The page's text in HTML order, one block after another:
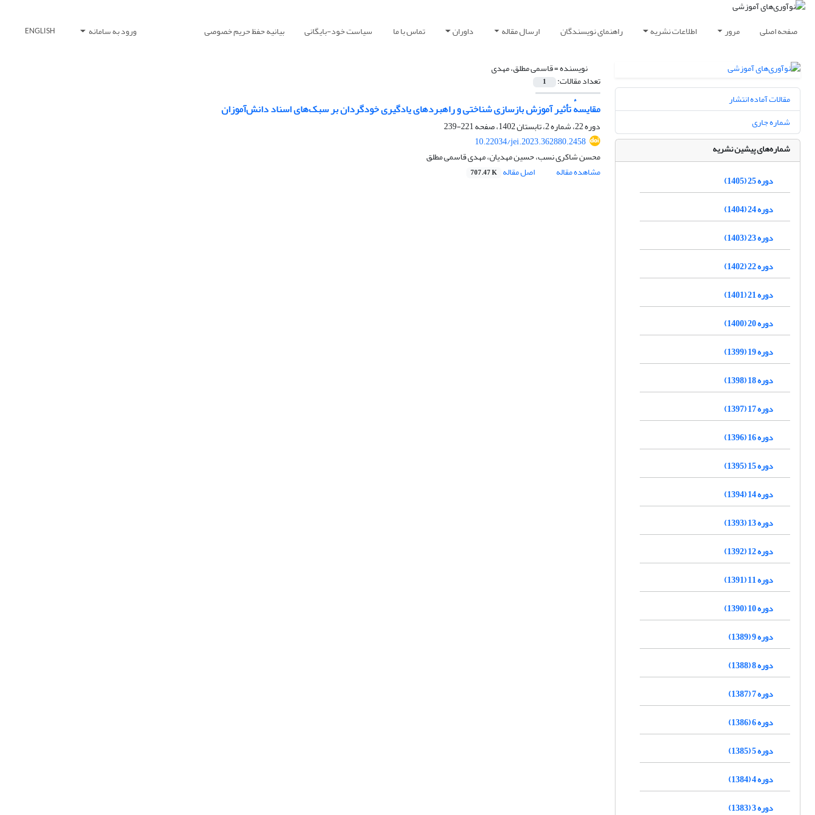
صفحه اصلی مرور اطلاعات نشریه راهنمای نویسندگان ارسال مقاله داوران تماس با ما سیاست خود-بایگانی بیانیه حفظ حریم خصوصی ورود به سامانه ENGLISH
نویسنده =قاسمی مطلق، مهدی
تعداد مقالات: 1
مقایسهٔ تأثیر آموزش بازسازی شناختی و راهبردهای یادگیری خودگردان بر سبک‌های اسناد دانش‌آموزان
دوره 22، شماره 2، تابستان 1402، صفحه
221-239
10.22034/jei.2023.362880.2458
محسن شاکری نسب، حسین مهدیان، مهدی قاسمی مطلق
مشاهده مقاله
اصل مقاله 707.47 K
مقالات آماده انتشار
شماره جاری
شماره‌های پیشین نشریه
دوره 25 (1405)
دوره 24 (1404)
دوره 23 (1403)
دوره 22 (1402)
دوره 21 (1401)
دوره 20 (1400)
دوره 19 (1399)
دوره 18 (1398)
دوره 17 (1397)
دوره 16 (1396)
دوره 15 (1395)
دوره 14 (1394)
دوره 13 (1393)
دوره 12 (1392)
دوره 11 (1391)
دوره 10 (1390)
دوره 9 (1389)
دوره 8 (1388)
دوره 7 (1387)
دوره 6 (1386)
دوره 5 (1385)
دوره 4 (1384)
دوره 3 (1383)